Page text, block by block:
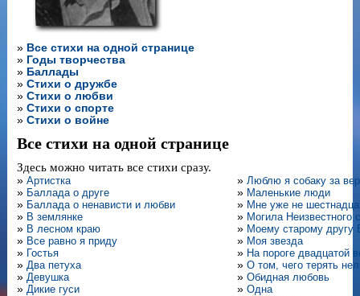
» Все стихи на одной странице
» Годы творчества
» Баллады
» Стихи о дружбе
» Стихи о любви
» Стихи о спорте
» Стихи о войне
Все стихи на одной странице
Здесь можно читать все стихи сразу.
» Артистка » Люблю я собаку за
» Баллада о друге » Маленькие люди
» Баллада о ненависти и любви » Мне уже не
» В землянке » Могила Неизвестного
» В лесном краю » Моему старому другу
» Все равно я приду » Моя звезда
» Гостья » На пороге двадцатой
» Два петуха » О том, чего терять
» Девушка » Обидная любовь
» Дикие гуси » Одна